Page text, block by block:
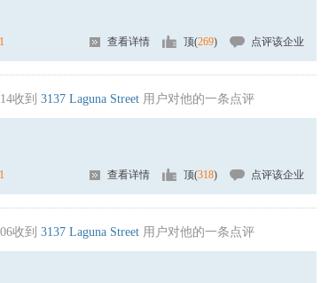
1 查看详情 顶(269) 点评该企业
收到 3137 Laguna Street 用户对他的一条点评
1 查看详情 顶(318) 点评该企业
收到 3137 Laguna Street 用户对他的一条点评